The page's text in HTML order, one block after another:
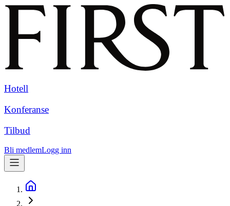
Hotell
Konferanse
Tilbud
Bli medlemLogg inn